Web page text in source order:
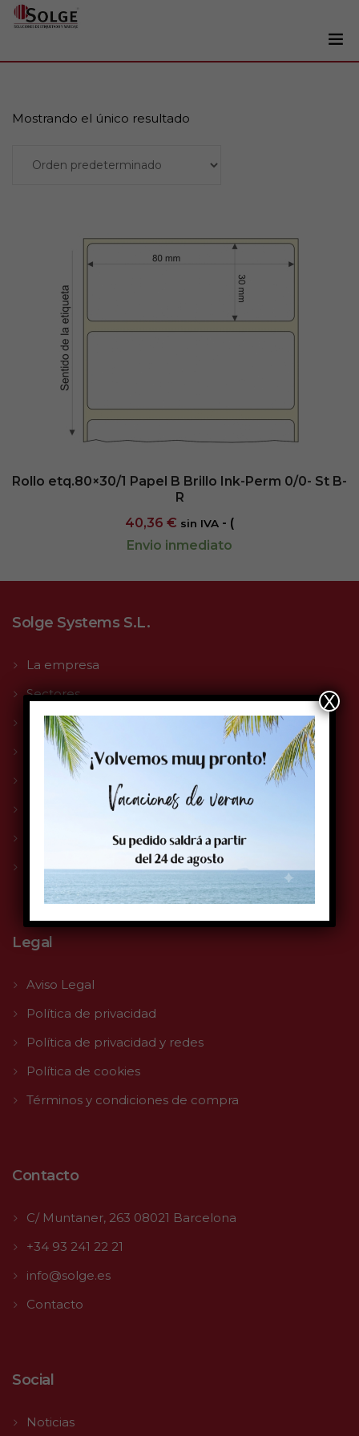
Impresoras
Etiquetas
+34 93 241 22 21
Mostrando el único resultado
Rollo etq.80×30/1 Papel B Brillo Ink-Perm 0/0- St B-
R
40,36 € sin IVA - (
Envio inmediato
Añadir al carrito
Solge Systems S.L.
La empresa
Sectores
Compromiso Solge
Servicio Técnico
Impresoras
Tienda
Legal
Aviso Legal
Política de privacidad
Política de privacidad y redes
Política de cookies
Términos y condiciones de compra
Contacto
C/ Muntaner, 263 08021 Barcelona
+34 93 241 22 21
info@solge.es
Contacto
Social
Noticias
X